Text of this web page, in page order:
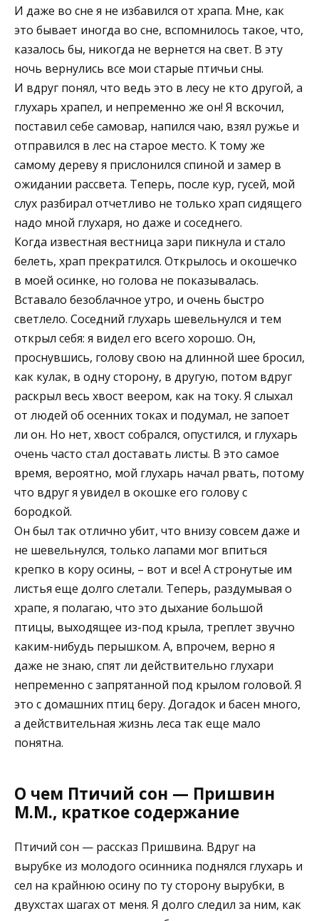
И даже во сне я не избавился от храпа. Мне, как
это бывает иногда во сне, вспомнилось такое, что,
казалось бы, никогда не вернется на свет. В эту
ночь вернулись все мои старые птичьи сны.
И вдруг понял, что ведь это в лесу не кто другой, а
глухарь храпел, и непременно же он! Я вскочил,
поставил себе самовар, напился чаю, взял ружье и
отправился в лес на старое место. К тому же
самому дереву я прислонился спиной и замер в
ожидании рассвета. Теперь, после кур, гусей, мой
слух разбирал отчетливо не только храп сидящего
надо мной глухаря, но даже и соседнего.
Когда известная вестница зари пикнула и стало
белеть, храп прекратился. Открылось и окошечко
в моей осинке, но голова не показывалась.
Вставало безоблачное утро, и очень быстро
светлело. Соседний глухарь шевельнулся и тем
открыл себя: я видел его всего хорошо. Он,
проснувшись, голову свою на длинной шее бросил,
как кулак, в одну сторону, в другую, потом вдруг
раскрыл весь хвост веером, как на току. Я слыхал
от людей об осенних токах и подумал, не запоет
ли он. Но нет, хвост собрался, опустился, и глухарь
очень часто стал доставать листы. В это самое
время, вероятно, мой глухарь начал рвать, потому
что вдруг я увидел в окошке его голову с
бородкой.
Он был так отлично убит, что внизу совсем даже и
не шевельнулся, только лапами мог впиться
крепко в кору осины, – вот и все! А стронутые им
листья еще долго слетали. Теперь, раздумывая о
храпе, я полагаю, что это дыхание большой
птицы, выходящее из-под крыла, треплет звучно
каким-нибудь перышком. А, впрочем, верно я
даже не знаю, спят ли действительно глухари
непременно с запрятанной под крылом головой. Я
это с домашних птиц беру. Догадок и басен много,
а действительная жизнь леса так еще мало
понятна.
О чем Птичий сон — Пришвин
М.М., краткое содержание
Птичий сон — рассказ Пришвина. Вдруг на
вырубке из молодого осинника поднялся глухарь и
сел на крайнюю осину по ту сторону вырубки, в
двухстах шагах от меня. Я долго следил за ним, как